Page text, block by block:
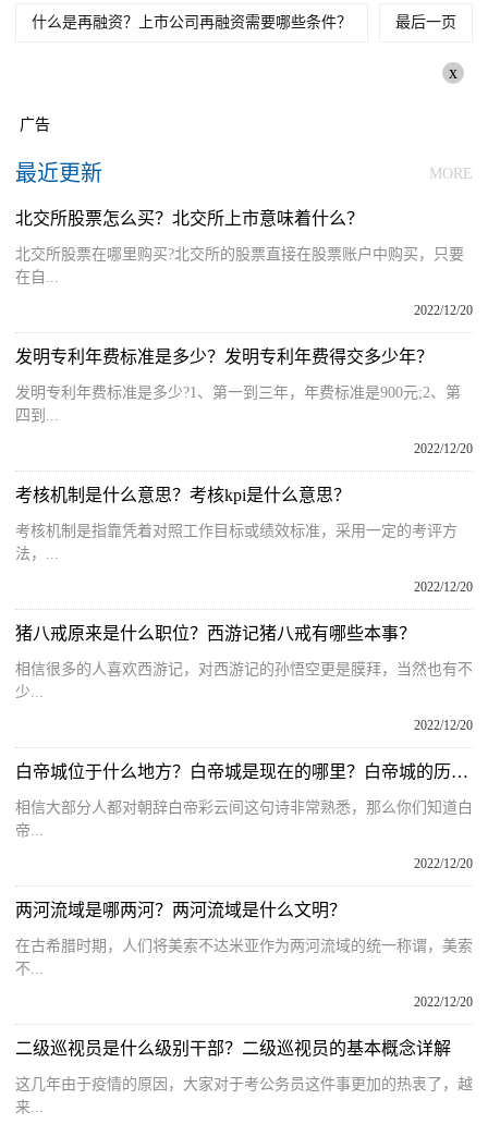
什么是再融资？上市公司再融资需要哪些条件？ 最后一页
x
广告
最近更新 MORE
北交所股票怎么买？北交所上市意味着什么？
北交所股票在哪里购买?北交所的股票直接在股票账户中购买，只要
在自...
2022/12/20
发明专利年费标准是多少？发明专利年费得交多少年？
发明专利年费标准是多少?1、第一到三年，年费标准是900元;2、第
四到...
2022/12/20
考核机制是什么意思？考核kpi是什么意思？
考核机制是指靠凭着对照工作目标或绩效标准，采用一定的考评方
法，...
2022/12/20
猪八戒原来是什么职位？西游记猪八戒有哪些本事？
相信很多的人喜欢西游记，对西游记的孙悟空更是膜拜，当然也有不
少...
2022/12/20
白帝城位于什么地方？白帝城是现在的哪里？白帝城的历史典故
相信大部分人都对朝辞白帝彩云间这句诗非常熟悉，那么你们知道白
帝...
2022/12/20
两河流域是哪两河？两河流域是什么文明？
在古希腊时期，人们将美索不达米亚作为两河流域的统一称谓，美索
不...
2022/12/20
二级巡视员是什么级别干部？二级巡视员的基本概念详解
这几年由于疫情的原因，大家对于考公务员这件事更加的热衷了，越
来...